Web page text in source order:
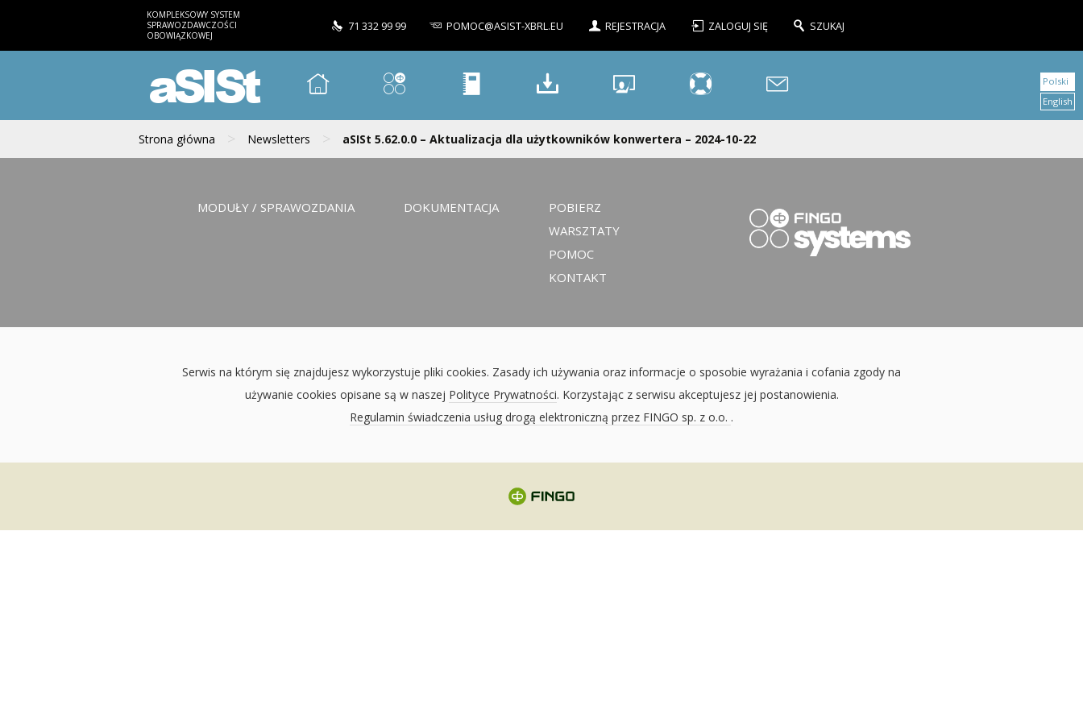
KOMPLEKSOWY SYSTEM
SPRAWOZDAWCZOŚCI
OBOWIĄZKOWEJ
71 332 99 99 POMOC@ASIST-XBRL.EU REJESTRACJA ZALOGUJ SIĘ SZUKAJ
aSISt
Strona główna > Newsletters > aSISt 5.62.0.0 – Aktualizacja dla użytkowników konwertera – 2024-10-22
Polski
English
MODUŁY / SPRAWOZDANIA DOKUMENTACJA
POBIERZ
WARSZTATY
POMOC
KONTAKT
Serwis na którym się znajdujesz wykorzystuje pliki cookies. Zasady ich używania oraz informacje o sposobie wyrażania i cofania zgody na
używanie cookies opisane są w naszej Polityce Prywatności. Korzystając z serwisu akceptujesz jej postanowienia.
Regulamin świadczenia usług drogą elektroniczną przez FINGO sp. z o.o. .